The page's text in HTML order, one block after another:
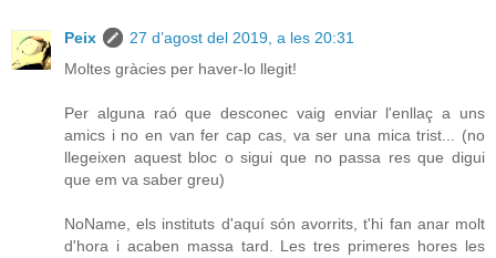
Peix
27 d’agost del 2019, a les 20:31
Moltes gràcies per haver-lo llegit!
Per alguna raó que desconec vaig enviar l'enllaç a uns
amics i no en van fer cap cas, va ser una mica trist... (no
llegeixen aquest bloc o sigui que no passa res que digui
que em va saber greu)
NoName, els instituts d'aquí són avorrits, t'hi fan anar molt
d'hora i acaben massa tard. Les tres primeres hores les